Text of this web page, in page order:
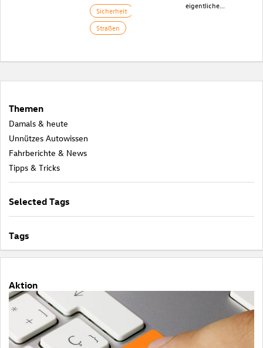
Sicherheit
Straßen
eigentliche...
Themen
Damals & heute
Unnützes Autowissen
Fahrberichte & News
Tipps & Tricks
Selected Tags
Tags
Aktion